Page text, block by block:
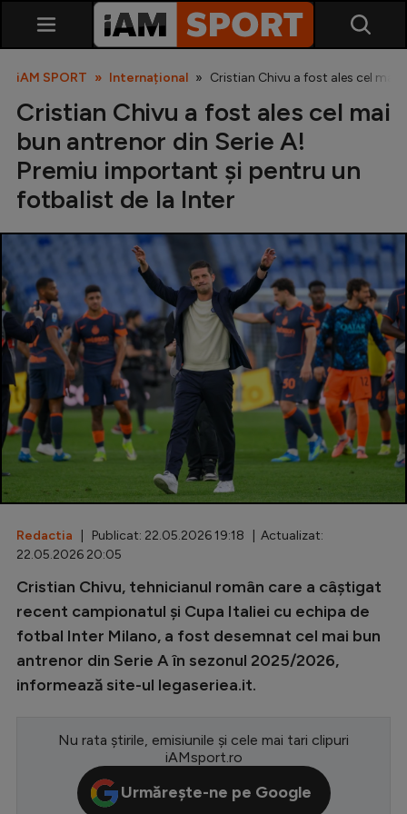
SuperLiga
Liga 2
Cupa României
Echipa Națională
U21
Fotbal feminin
Special
Diverse
Inedit
Clasamente
Champions League
Europa League
CM 2026
Premier League
LaLiga
iAM SPORT Internațional Cristian Chivu a fost ales cel mai
Cristian Chivu a fost ales cel mai
bun antrenor din Serie A!
Premiu important și pentru un
fotbalist de la Inter
Redactia | Publicat: 22.05.2026 19:18 | Actualizat:
22.05.2026 20:05
Cristian Chivu, tehnicianul român care a câştigat
recent campionatul şi Cupa Italiei cu echipa de
fotbal Inter Milano, a fost desemnat cel mai bun
antrenor din Serie A în sezonul 2025/2026,
informează site-ul legaseriea.it.
Nu rata știrile, emisiunile și cele mai tari clipuri
iAMsport.ro
Urmărește-ne pe Google